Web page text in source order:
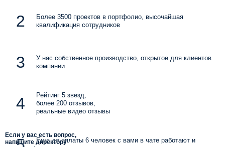
Более 3500 проектов в портфолио, высочайшая
квалификация сотрудников
У нас собственное производство, открытое для клиентов
компании
Рейтинг 5 звезд,
более 200 отзывов,
реальные видео отзывы
Еще до оплаты 6 человек с вами в чате работают и
Если у вас есть вопрос,
напишите директору